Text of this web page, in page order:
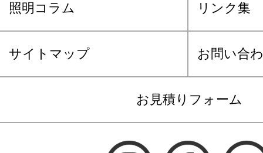
照明コラム リンク集
サイトマップ お問い合
お見積りフォーム